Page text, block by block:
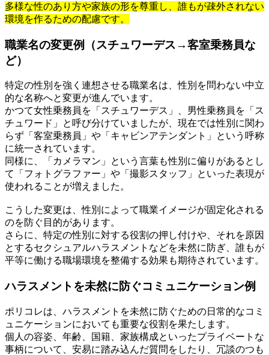
多様な性のあり方や家族の形を尊重し、誰もが疎外されない
環境を作るための配慮です。
職業名の変更例（スチュワーデス→客室乗務員な
ど）
特定の性別を強く連想させる職業名は、性別を問わない中立
的な名称へと変更が進んでいます。
かつて女性乗務員を「スチュワーデス」、男性乗務員を「ス
チュワード」と呼び分けていましたが、現在では性別に関わ
らず「客室乗務員」や「キャビンアテンダント」という呼称
に統一されています。
同様に、「カメラマン」という言葉も性別に偏りがあるとし
て「フォトグラファー」や「撮影スタッフ」といった表現が
使われることが増えました。
こうした変更は、性別によって職業イメージが固定化される
のを防ぐ目的があります。
さらに、特定の性別に対する役割の押し付けや、それを原因
とするセクシュアルハラスメントなどを未然に防ぎ、誰もが
平等に働ける職場環境を整備する効果も期待されています。
ハラスメントを未然に防ぐコミュニケーション例
ポリコレは、ハラスメントを未然に防ぐための日常的なコミ
ュニケーションにおいても重要な役割を果たします。
個人の容姿、年齢、国籍、家族構成といったプライベートな
事柄について、安易に踏み込んだ質問をしたり、冗談のつも